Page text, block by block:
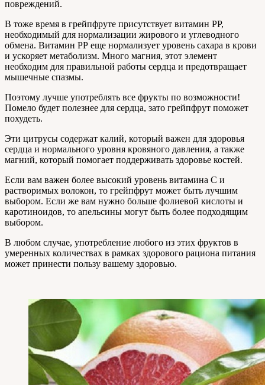
повреждений.
В тоже время в грейпфруте присутствует витамин РР,
необходимый для нормализации жирового и углеводного
обмена. Витамин РР еще нормализует уровень сахара в крови
и ускоряет метаболизм. Много магния, этот элемент
необходим для правильной работы сердца и предотвращает
мышечные спазмы.
Поэтому лучше употреблять все фрукты по возможности!
Помело будет полезнее для сердца, зато грейпфрут поможет
похудеть.
Эти цитрусы содержат калий, который важен для здоровья
сердца и нормального уровня кровяного давления, а также
магний, который помогает поддерживать здоровье костей.
Если вам важен более высокий уровень витамина C и
растворимых волокон, то грейпфрут может быть лучшим
выбором. Если же вам нужно больше фолиевой кислоты и
каротиноидов, то апельсины могут быть более подходящим
выбором.
В любом случае, употребление любого из этих фруктов в
умеренных количествах в рамках здорового рациона питания
может принести пользу вашему здоровью.